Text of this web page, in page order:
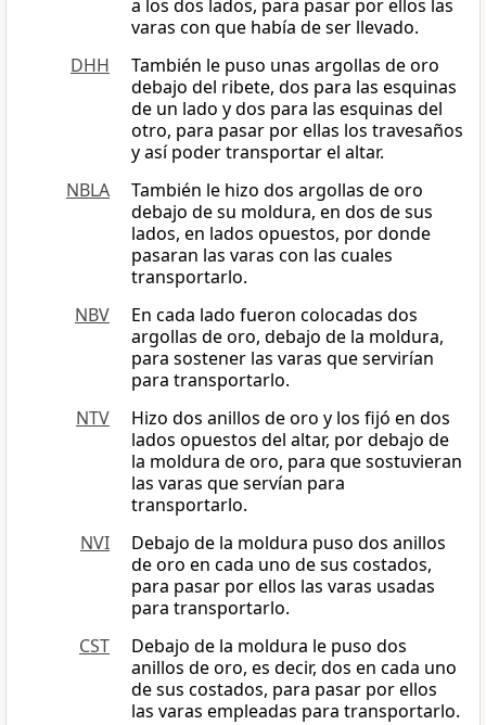
a los dos lados, para pasar por ellos las
varas con que había de ser llevado.
DHH
También le puso unas argollas de oro
debajo del ribete, dos para las esquinas
de un lado y dos para las esquinas del
otro, para pasar por ellas los travesaños
y así poder transportar el altar.
NBLA
También le hizo dos argollas de oro
debajo de su moldura, en dos de sus
lados, en lados opuestos, por donde
pasaran las varas con las cuales
transportarlo.
NBV
En cada lado fueron colocadas dos
argollas de oro, debajo de la moldura,
para sostener las varas que servirían
para transportarlo.
NTV
Hizo dos anillos de oro y los fijó en dos
lados opuestos del altar, por debajo de
la moldura de oro, para que sostuvieran
las varas que servían para
transportarlo.
NVI
Debajo de la moldura puso dos anillos
de oro en cada uno de sus costados,
para pasar por ellos las varas usadas
para transportarlo.
CST
Debajo de la moldura le puso dos
anillos de oro, es decir, dos en cada uno
de sus costados, para pasar por ellos
las varas empleadas para transportarlo.